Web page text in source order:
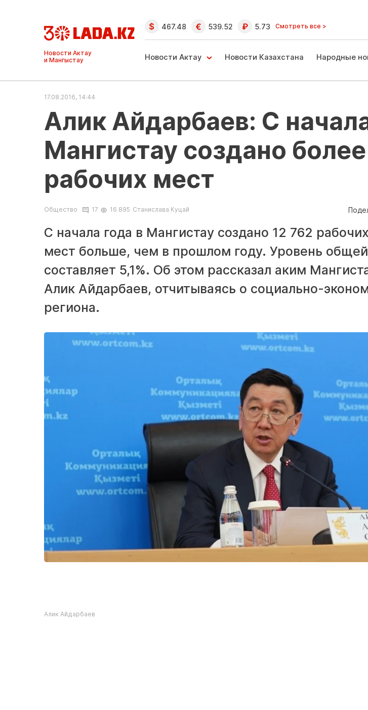
Ақтау және
Манғыстау
жаңалықтары
467.48 539.52 5.73 Смотреть все >
Новости Актау Новости Казахстана Народные
17.08.2016, 14:44
Алик Айдарбаев: С
Мангистау создано
рабочих мест
Общество 17 16 895 Станислава Куцай
С начала года в Мангистау создано 12 762
мест больше, чем в прошлом году. Уровень
составляет 5,1%. Об этом рассказал аким
Алик Айдарбаев, отчитываясь о социально-
региона.
Алик Айдарбаев